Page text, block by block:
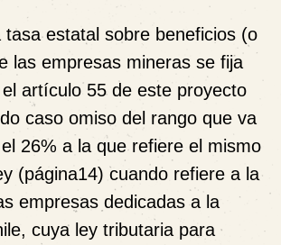
tasa estatal sobre beneficios (o
las empresas mineras se fija
artículo 55 de este proyecto
caso omiso del rango que va
26% a la que refiere el mismo
(página14) cuando refiere a la
empresas dedicadas a la
cuya ley tributaria para